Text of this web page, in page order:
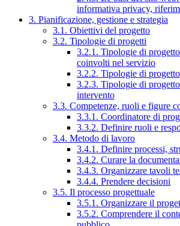
informativa privacy,
3. Pianificazione, gestione e strategia
3.1. Obiettivi del progetto
3.2. Tipologie di progetti
3.2.1. Tipologie di
coinvolti nel servizio
3.2.2. Tipologie di
3.2.3. Tipologie di
intervento
3.3. Competenze, ruoli e figure
3.3.1. Coordinatore di
3.3.2. Definire ruoli e
3.4. Metodo di lavoro
3.4.1. Definire processi,
3.4.2. Curare la
3.4.3. Organizzare tavoli
3.4.4. Prendere decisioni
3.5. Il processo progettuale
3.5.1. Organizzare il
3.5.2. Comprendere il